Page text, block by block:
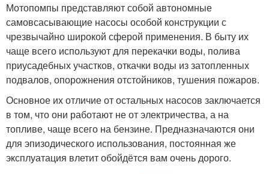
Мотопомпы представляют собой автономные
самовсасывающие насосы особой конструкции с
чрезвычайно широкой сферой применения. В быту их
чаще всего используют для перекачки воды, полива
приусадебных участков, откачки воды из затопленных
подвалов, опорожнения отстойников, тушения пожаров.
Основное их отличие от остальных насосов заключается
в том, что они работают не от электричества, а на
топливе, чаще всего на бензине. Предназначаются они
для эпизодического использования, постоянная же
эксплуатация влетит обойдётся вам очень дорого.